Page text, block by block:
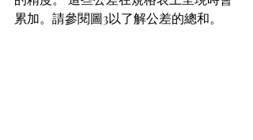
累加。請參閱圖3以了解公差的總和。